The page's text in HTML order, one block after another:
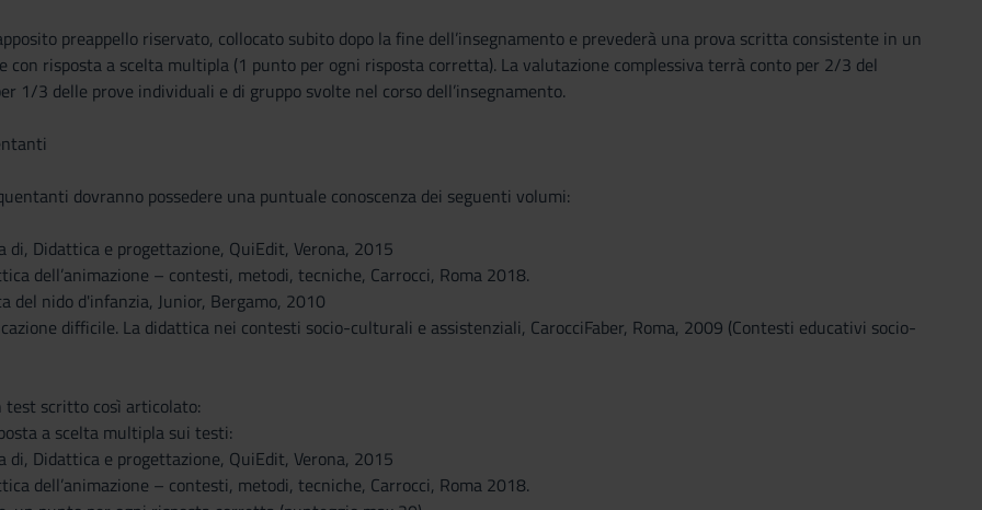
preappello riservato, collocato subito dopo la fine dell’insegnamento e prevederà una prova scritta consistente in un
con risposta a scelta multipla (1 punto per ogni risposta corretta). La valutazione complessiva terrà conto per 2/3 del
1/3 delle prove individuali e di gruppo svolte nel corso dell’insegnamento.
dovranno possedere una puntuale conoscenza dei seguenti volumi:
di, Didattica e progettazione, QuiEdit, Verona, 2015
dell’animazione – contesti, metodi, tecniche, Carrocci, Roma 2018.
del nido d'infanzia, Junior, Bergamo, 2010
difficile. La didattica nei contesti socio-culturali e assistenziali, CarocciFaber, Roma, 2009 (Contesti educativi socio-
test scritto così articolato:
a scelta multipla sui testi:
di, Didattica e progettazione, QuiEdit, Verona, 2015
dell’animazione – contesti, metodi, tecniche, Carrocci, Roma 2018.